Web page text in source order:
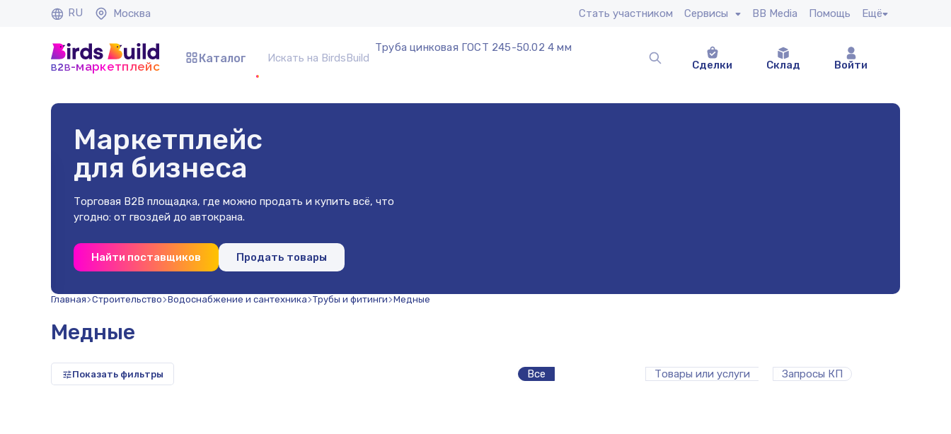
RU Москва Стать участником Сервисы BB Media Помощь Ещё
b2b-маркетплейс
Каталог
Труба цинковая ГОСТ 245-50.02 4 мм
Сделки
Склад Войти
Маркетплейс
для бизнеса
Торговая B2B площадка, где можно продать и купить всё, что
угодно: от гвоздей до автокрана.
Найти поставщиков Продать товары
Главная Строительство Водоснабжение и сантехника Трубы и фитинги Медные
Медные
Показать фильтры Все Товары или услуги Запросы КП